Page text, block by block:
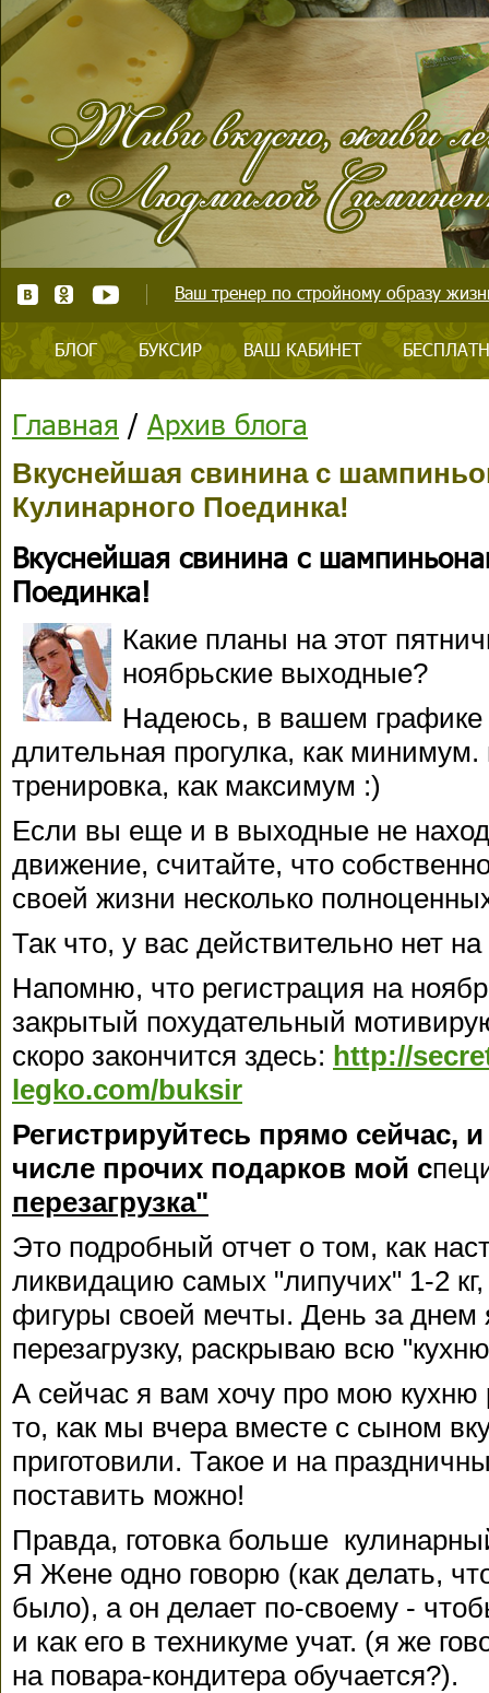
Ваш тренер по стройному образу
БЛОГ БУКСИР ВАШ КАБИНЕТ
Главная / Архив блога
Вкуснейшая свинина с
Кулинарного Поединка!
Вкуснейшая свинина с
Поединка!
Какие планы на этот
ноябрьские выходные?
Надеюсь, в вашем графике
длительная прогулка, как
тренировка, как максимум :)
Если вы еще и в выходные не
движение, считайте, что
своей жизни несколько
Так что, у вас действительно нет
Напомню, что регистрация на
закрытый похудательный
скоро закончится здесь: http://
legko.com/buksir
Регистрируйтесь прямо сейчас,
числе прочих подарков мой с
перезагрузка"
Это подробный отчет о том, как
ликвидацию самых "липучих" 1-2
фигуры своей мечты. День за
перезагрузку, раскрываю всю
А сейчас я вам хочу про мою кухню
то, как мы вчера вместе с сыном
приготовили. Такое и на
поставить можно!
Правда, готовка больше
Я Жене одно говорю (как делать,
было), а он делает по-своему -
и как его в техникуме учат. (я же
на повара-кондитера обучается?).